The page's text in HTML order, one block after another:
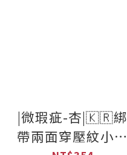
|微瑕疵-杏|🇰🇷綁
帶兩面穿壓紋小背